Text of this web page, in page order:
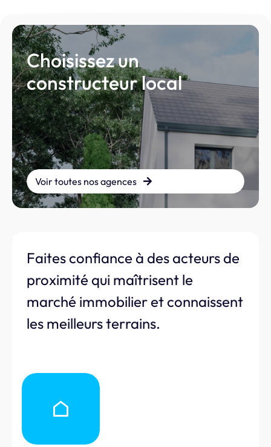
Choisissez un
constructeur local
Voir toutes nos agences
Faites confiance à des acteurs de
proximité qui maîtrisent le
marché immobilier et connaissent
les meilleurs terrains.